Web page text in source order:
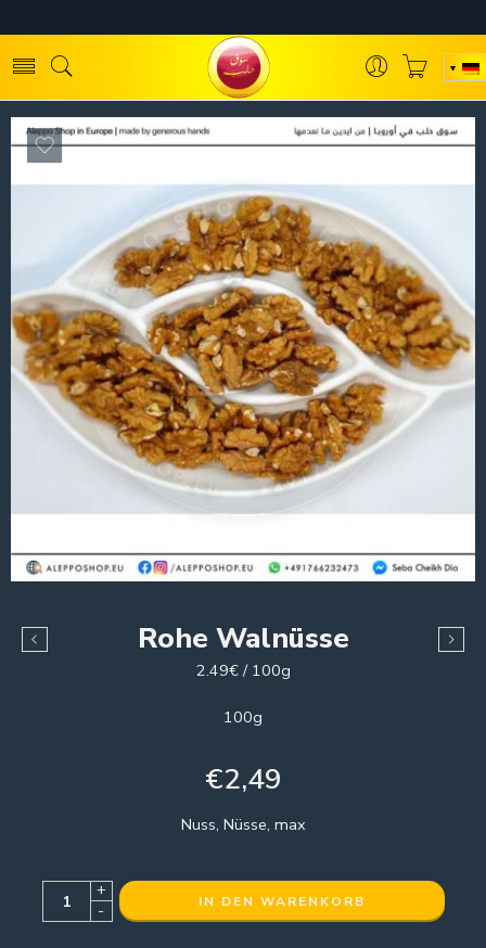
Rohe Walnüsse
2.49€ / 100g
100g
€2,49
Nuss, Nüsse, max
+
-
IN DEN WARENKORB